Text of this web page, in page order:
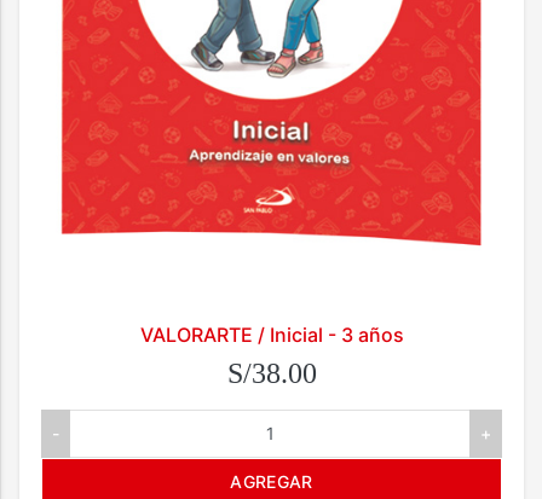
VALORARTE / Inicial - 3 años
S/38.00
- +
AGREGAR